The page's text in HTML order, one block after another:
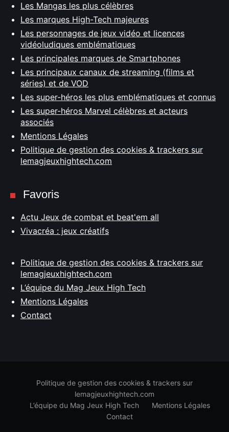
Les Mangas les plus célèbres
Les marques High-Tech majeures
Les personnages de jeux vidéo et licences
vidéoludiques emblématiques
Les principales marques de Smartphones
Les principaux canaux de streaming (films et
séries) et de VOD
Les super-héros les plus emblématiques et connus
Les super-héros Marvel célèbres et acteurs
associés
Mentions Légales
Politique de gestion des cookies & trackers sur
lemagjeuxhightech.com
Favoris
Actu Jeux de combat et beat'em all
Vivacréa : jeux créatifs
Politique de gestion des cookies & trackers sur
lemagjeuxhightech.com
L’équipe du Mag Jeux High Tech
Mentions Légales
Contact
Politique de gestion des cookies & trackers sur
lemagjeuxhightech.com
L’équipe du Mag Jeux High Tech
Mentions Légales
Contact